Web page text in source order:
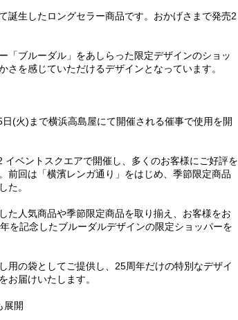
誕生したロングセラー商品です。おかげさまで発売2
「ブルーダル」をあしらった限定デザインのショッ
を感じていただけるデザインとなっています。
(火)まで横浜高島屋にて開催される催事で使用を開
ベントスクエアで開催し、多くのお客様にご好評を
前回は「横濱レンガ通り」をはじめ、季節限定商品
た。
た人気商品や季節限定商品を取り揃え、お客様をお
を記念したブルーダルデザインの限定ショッパーを
用の袋としてご提供し、25周年だけの特別なデザイ
お届けいたします。
展開